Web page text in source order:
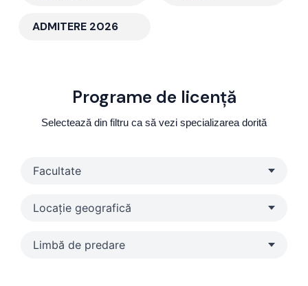
ADMITERE 2026
Programe de licență
Selectează din filtru ca să vezi specializarea dorită
Facultate
Locație geografică
Limbă de predare